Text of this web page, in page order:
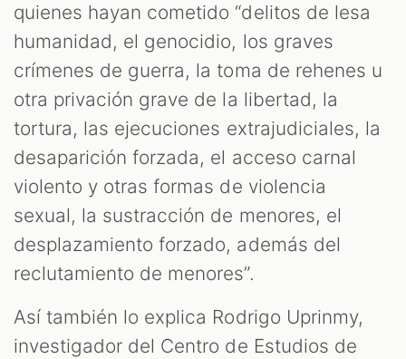
quienes hayan cometido “delitos de lesa
humanidad, el genocidio, los graves
crímenes de guerra, la toma de rehenes u
otra privación grave de la libertad, la
tortura, las ejecuciones extrajudiciales, la
desaparición forzada, el acceso carnal
violento y otras formas de violencia
sexual, la sustracción de menores, el
desplazamiento forzado, además del
reclutamiento de menores”.
Así también lo explica Rodrigo Uprinmy,
investigador del Centro de Estudios de